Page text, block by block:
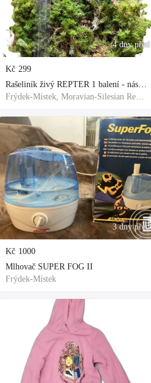
4 dny před
Kč 299
Rašeliník živý REPTER 1 balení - násada, TOP kvalita 30cm-30cm-8cm
Frýdek-Místek, Moravian-Silesian Region,Others
3 dny před
Kč 1000
Mlhovač SUPER FOG II
Frýdek-Místek